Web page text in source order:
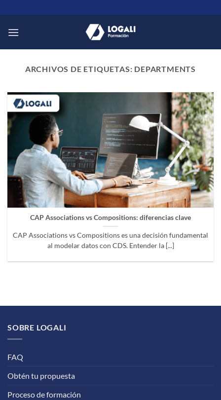
al
contenido
ARCHIVOS DE ETIQUETAS: DEPARTMENTS
CAP Associations vs Compositions: diferencias clave
CAP Associations vs Compositions es una decisión fundamental
al modelar datos con CDS. Entender la [...]
SOBRE LOGALI
FAQ
Obtén tu propuesta
Proceso de formación